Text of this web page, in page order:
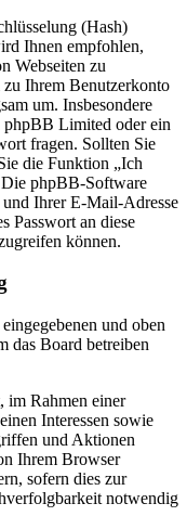
(Hash)
Ihnen empfohlen,
Webseiten zu
Ihrem Benutzerkonto
um. Insbesondere
phpBB Limited oder ein
fragen. Sollten Sie
die Funktion „Ich
Die phpBB-Software
Ihrer E-Mail-Adresse
Passwort an diese
können.
und oben
das Board betreiben
im Rahmen einer
Interessen sowie
und Aktionen
Ihrem Browser
sofern dies zur
notwendig